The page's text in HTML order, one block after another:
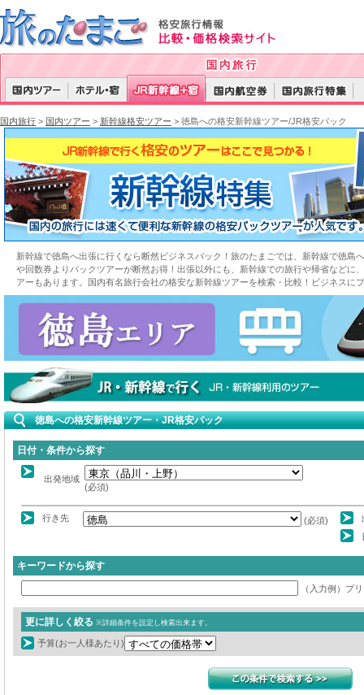
国内旅行 > 国内ツアー > 新幹線格安ツアー > 徳島への格安新幹線ツアー/JR格安パック
新幹線で徳島へ出張に行くなら断然ビジネスパック！旅のたまごでは、新幹線で徳島
や回数券よりパックツアーが断然お得！出張以外にも、新幹線での旅行や帰省などに
アーもあります。国内有名旅行会社の格安な新幹線ツアーを検索・比較！ビジネスに
徳島への格安新幹線ツアー・JR格安パック
日付・条件から探す
出発地域
(必須)
行き先 (必須)
キーワードから探す
（入力例）プ
更に詳しく絞る ※詳細条件を設定し検索出来ます。
予算(お一人様あたり)